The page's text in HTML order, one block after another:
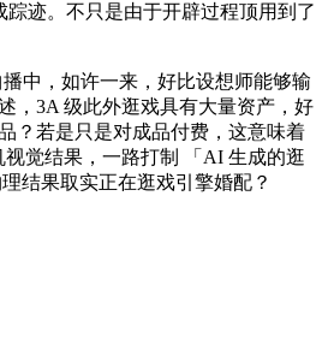
迹。不只是由于开辟过程顶用到了
中，如许一来，好比设想师能够输
，3A 级此外逛戏具有大量资产，好
？若是只是对成品付费，这意味着
视觉结果，一路打制 「AI 生成的逛
结果取实正在逛戏引擎婚配？